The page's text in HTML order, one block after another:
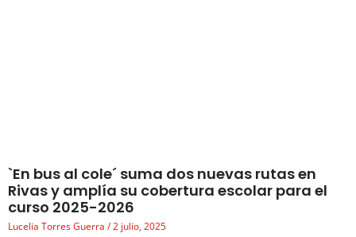
`En bus al cole´ suma dos nuevas rutas en
Rivas y amplía su cobertura escolar para el
curso 2025-2026
Lucelia Torres Guerra 2 julio, 2025